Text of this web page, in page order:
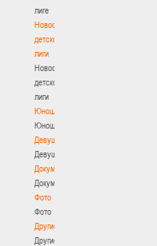
лиге
Новости
детской
лиги
Новости
детской
лиги
Юноши
Юноши
Девушки
Девушки
Документы
Документы
Фото
Фото
Другие
Другие